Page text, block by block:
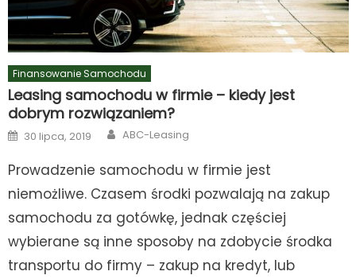
Finansowanie Samochodu
Leasing samochodu w firmie – kiedy jest
dobrym rozwiązaniem?
Posted
on
30 lipca, 2019 Author
ABC-Leasing
Prowadzenie samochodu w firmie jest
niemożliwe. Czasem środki pozwalają na zakup
samochodu za gotówkę, jednak częściej
wybierane są inne sposoby na zdobycie środka
transportu do firmy – zakup na kredyt, lub